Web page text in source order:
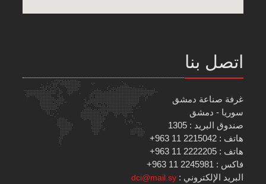
اتصل بنا
غرفة صناعة دمشق
سوريا - دمشق
صندوق البريد : 1305
هاتف : 2215042 11 963+
هاتف : 2222205 11 963+
فاكس : 2245981 11 963+
البريد الإلكتروني :dci@mail.sy